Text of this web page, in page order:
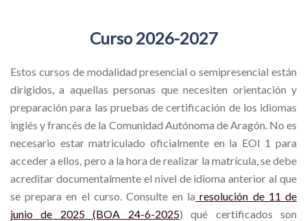
Curso 2026-2027
Estos cursos de modalidad presencial o semipresencial están
dirigidos, a aquellas personas que necesiten orientación y
preparación para las pruebas de certificación de los idiomas
inglés y francés de la Comunidad Autónoma de Aragón. No es
necesario estar matriculado oficialmente en la EOI 1 para
acceder a ellos, pero a la hora de realizar la matrícula, se debe
acreditar documentalmente el nivel de idioma anterior al que
se prepara en el curso. Consulte en la resolución de 11 de
junio de 2025 (BOA 24-6-2025) qué certificados son